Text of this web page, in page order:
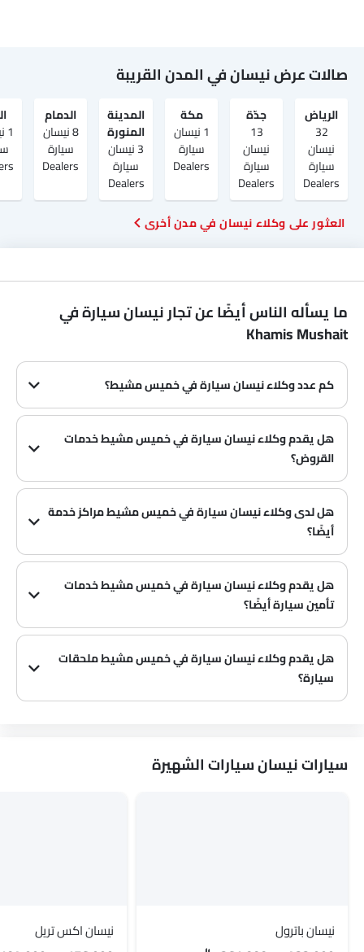
صالات عرض نيسان في المدن القريبة
الرياض‎
32
نيسان
سيارة
Dealers
جدّة
13
نيسان
سيارة
Dealers
مكة
1 نيسان
سيارة
Dealers
المدينة
المنورة
3 نيسان
سيارة
Dealers
الدمام
8 نيسان
سيارة
Dealers
العثور على وكلاء نيسان في مدن أخرى
ما يسأله الناس أيضًا عن تجار نيسان سيارة في
Khamis Mushait
كم عدد وكلاء نيسان سيارة في خميس مشيط؟
هل يقدم وكلاء نيسان سيارة في خميس مشيط خدمات
القروض؟
هل لدى وكلاء نيسان سيارة في خميس مشيط مراكز خدمة
أيضًا؟
هل يقدم وكلاء نيسان سيارة في خميس مشيط خدمات
تأمين سيارة أيضًا؟
هل يقدم وكلاء نيسان سيارة في خميس مشيط ملحقات
سيارة؟
سيارات نيسان سيارات الشهيرة
نيسان باترول نيسان اكس تريل